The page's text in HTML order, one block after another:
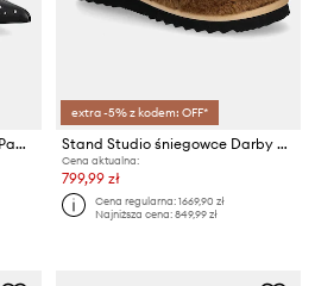
Stand Studio botki skórzane Pamela Boot
extra -5% z kodem: OFF*
Stand Studio śniegowce Darby Boot
Cena aktualna:
799,99 zł
Cena regularna:1669,90 zł
Najniższa cena:849,99 zł